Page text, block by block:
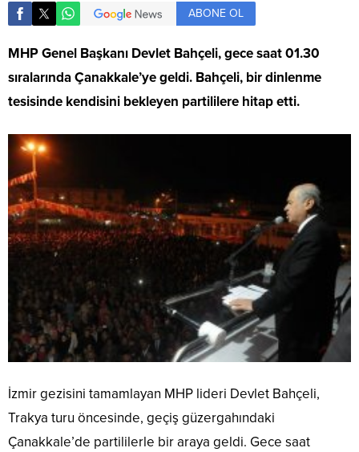
ABONE OL
MHP Genel Başkanı Devlet Bahçeli, gece saat 01.30
sıralarında Çanakkale’ye geldi. Bahçeli, bir dinlenme
tesisinde kendisini bekleyen partililere hitap etti.
İzmir gezisini tamamlayan MHP lideri Devlet Bahçeli,
Trakya turu öncesinde, geçiş güzergahındaki
Çanakkale’de partililerle bir araya geldi. Gece saat